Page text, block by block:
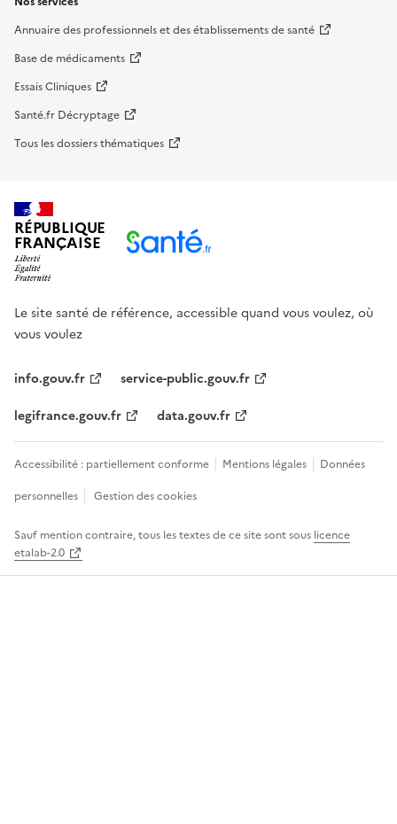
Annuaire des professionnels et des établissements de santé
Base de médicaments
Essais Cliniques
Santé.fr Décryptage
Tous les dossiers thématiques
RÉPUBLIQUE
FRANÇAISE
Le site santé de référence, accessible quand vous voulez, où
vous voulez
info.gouv.fr
service-public.gouv.fr
legifrance.gouv.fr
data.gouv.fr
Accessibilité : partiellement conforme Mentions légales
Données
personnelles
Gestion des cookies
Sauf mention contraire, tous les textes de ce site sont sous licence
etalab-2.0